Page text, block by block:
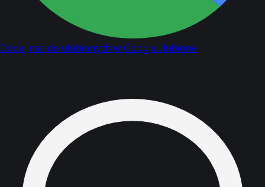
Dodaj nas do ulubionych w GoogleUlubione